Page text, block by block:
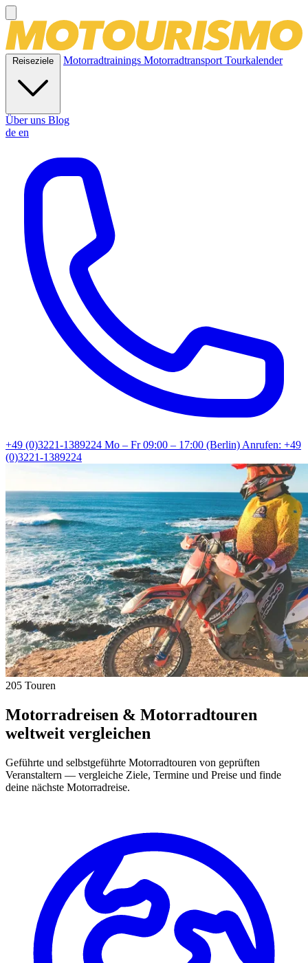
Reiseziele Motorradtrainings MotorradtransportTourkalender
Über uns Blog
de en
+49 (0)3221-1389224 Mo – Fr 09:00 – 17:00 (Berlin)Anrufen: +49
(0)3221-1389224
205 Touren
Motorradreisen & Motorradtouren
weltweit vergleichen
Geführte und selbstgeführte Motorradtouren von geprüften
Veranstaltern — vergleiche Ziele, Termine und Preise und finde
deine nächste Motorradreise.